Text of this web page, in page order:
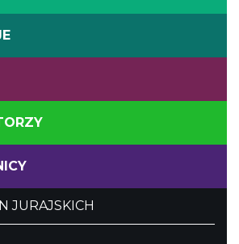
JURAJSKICH